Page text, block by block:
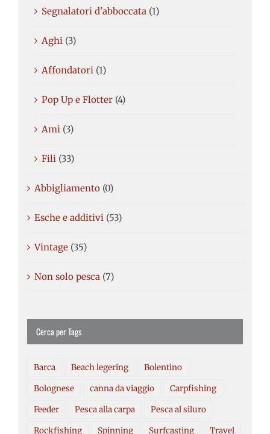
Segnalatori d'abboccata (1)
Aghi (3)
Affondatori (1)
Pop Up e Flotter (4)
Ami (3)
Fili (33)
Abbigliamento (0)
Esche e additivi (53)
Vintage (35)
Non solo pesca (7)
Cerca per Tags
Barca Beach legering Bolentino
Bolognese canna da viaggio Carpfishing
Feeder Pesca alla carpa Pesca al siluro
Rockfishing Spinning Surfcasting Travel